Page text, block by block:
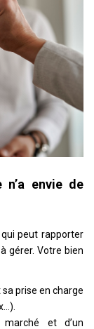
envie de
peut rapporter
gérer. Votre bien
prise en charge
et d’un